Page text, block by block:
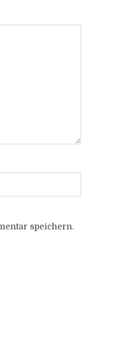
speichern.